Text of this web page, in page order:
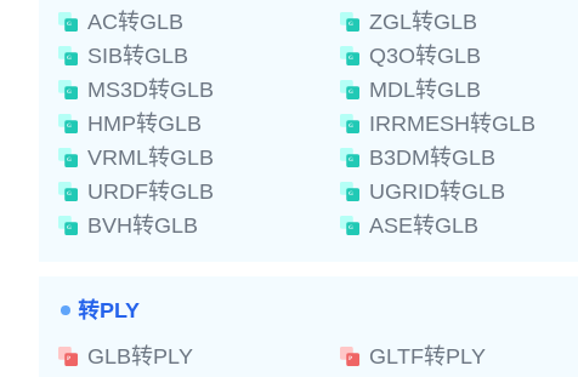
AC转GLB
ZGL转GLB
SIB转GLB
Q3O转GLB
MS3D转GLB
MDL转GLB
HMP转GLB
IRRMESH转GLB
VRML转GLB
B3DM转GLB
URDF转GLB
UGRID转GLB
BVH转GLB
ASE转GLB
转PLY
GLB转PLY
GLTF转PLY